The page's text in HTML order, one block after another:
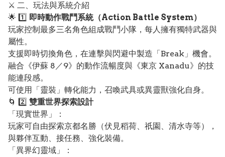
⚔️ 二、玩法與系統介紹
🌟 1️⃣ 即時動作戰鬥系統（Action Battle System）
玩家控制最多三名角色組成戰鬥小隊，每人擁有獨特武器與
屬性。
支援即時切換角色，在連擊與閃避中製造「Break」機會。
融合《伊蘇 8／9》的動作流暢度與《東京 Xanadu》的技
能連段感。
可使用「靈裝」轉化能力，召喚武具或異靈獸強化自身。
🌀 2️⃣ 雙重世界探索設計
「現實世界」：
玩家可自由探索京都名勝（伏見稻荷、祇園、清水寺等），
與夥伴互動、接任務、強化裝備。
「異界幻靈域」：